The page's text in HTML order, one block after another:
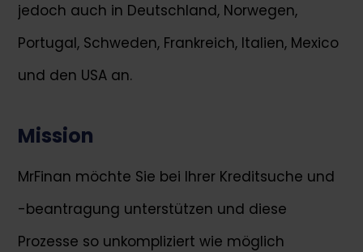
jedoch auch in Deutschland, Norwegen,
Portugal, Schweden, Frankreich, Italien, Mexico
und den USA an.
Mission
MrFinan möchte Sie bei Ihrer Kreditsuche und
-beantragung unterstützen und diese
Prozesse so unkompliziert wie möglich